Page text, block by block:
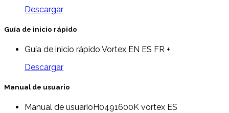
Descargar
Guía de inicio rápido
Guía de inicio rápido Vortex EN ES FR +
Descargar
Manual de usuario
Manual de usuarioH0491600K vortex ES